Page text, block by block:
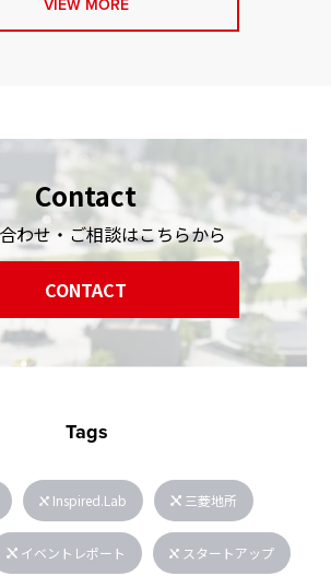
VIEW MORE
Contact
わせ・ご相談はこちらから
CONTACT
Tags
Inspired.Lab 三菱地所
イベントレポート スタートアップ